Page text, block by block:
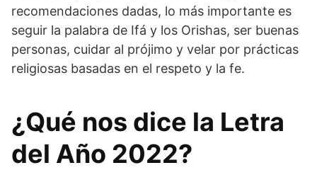
recomendaciones dadas, lo más importante es
seguir la palabra de Ifá y los Orishas, ser buenas
personas, cuidar al prójimo y velar por prácticas
religiosas basadas en el respeto y la fe.
¿Qué nos dice la Letra
del Año 2022?